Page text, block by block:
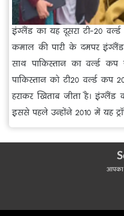
इंग्लैंड का यह दूसरा टी-20
कमाल की पारी के दमपर
साथ पाकिस्तान का वर्ल्ड
पाकिस्तान को टी20 वर्ल्ड
हराकर खिताब जीता है। इंग्लैंड
इससे पहले उन्होंने 2010 में यह
आपका